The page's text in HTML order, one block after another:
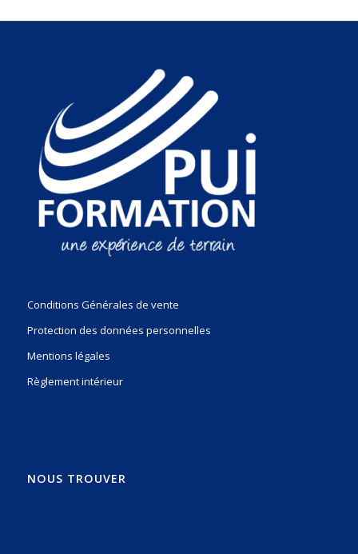
Conditions Générales de vente
Protection des données personnelles
Mentions légales
Règlement intérieur
NOUS TROUVER